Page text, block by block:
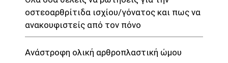
οστεοαρθρίτιδα ισχίου/γόνατος και πως να
ανακουφιστείς από τον πόνο
Ανάστροφη ολική αρθροπλαστική ώμου